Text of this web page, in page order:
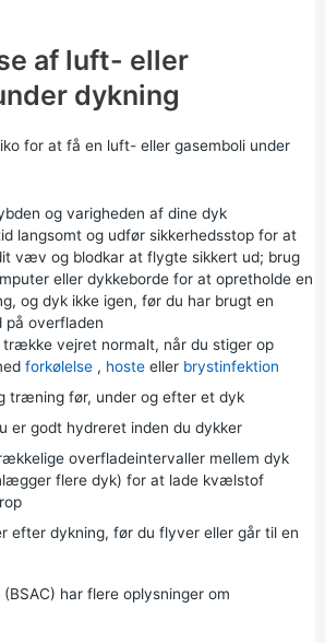
af luft- eller
dykning
for at få en luft- eller gasemboli under
og varigheden af dine dyk
langsomt og udfør sikkerhedsstop for at
væv og blodkar at flygte sikkert ud; brug
eller dykkeborde for at opretholde en
og dyk ikke igen, før du har brugt en
på overfladen
trække vejret normalt, når du stiger op
forkølelse, hosteeller brystinfektion
træning før, under og efter et dyk
er godt hydreret inden du dykker
overfladeintervaller mellem dyk
flere dyk) for at lade kvælstof
efter dykning, før du flyver eller går til en
har flere oplysninger om